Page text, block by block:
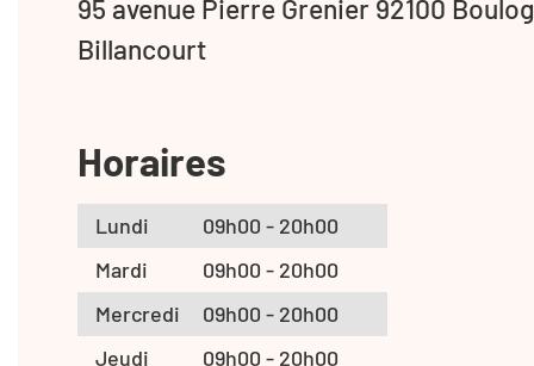
95 avenue Pierre Grenier 92100
Billancourt
Horaires
Lundi
09h00 - 20h00
Mardi
09h00 - 20h00
Mercredi
09h00 - 20h00
Jeudi
09h00 - 20h00